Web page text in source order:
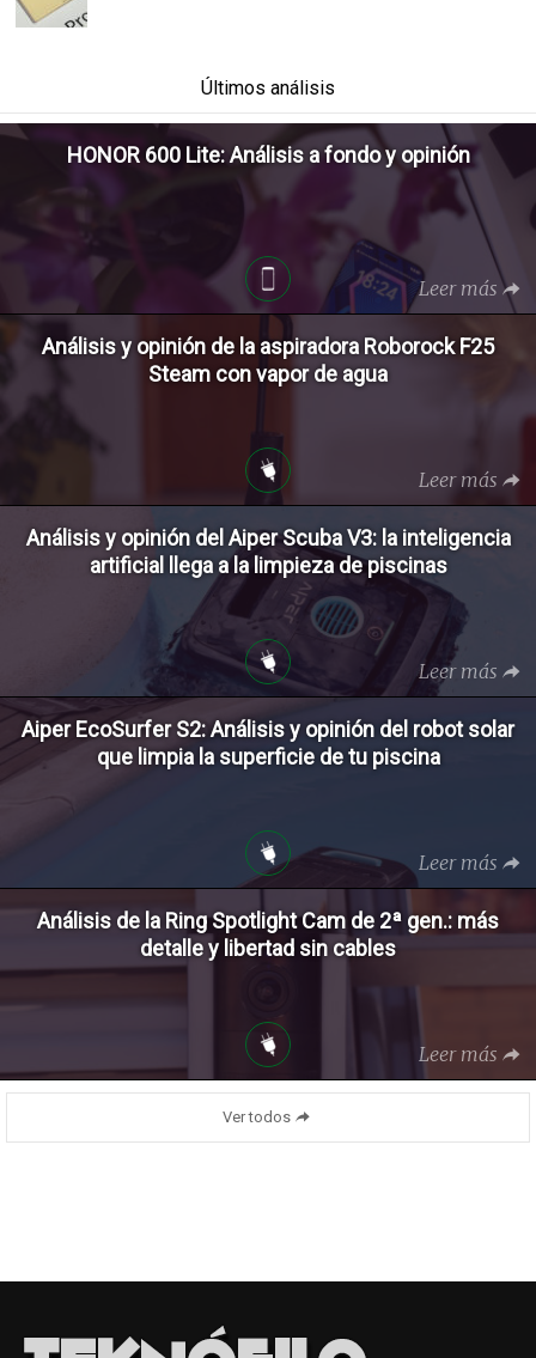
Últimos análisis
HONOR 600 Lite: Análisis a fondo y opinión
Leer más
Análisis y opinión de la aspiradora Roborock F25
Steam con vapor de agua
Leer más
Análisis y opinión del Aiper Scuba V3: la inteligencia
artificial llega a la limpieza de piscinas
Leer más
Aiper EcoSurfer S2: Análisis y opinión del robot solar
que limpia la superficie de tu piscina
Leer más
Análisis de la Ring Spotlight Cam de 2ª gen.: más
detalle y libertad sin cables
Leer más
Ver todos